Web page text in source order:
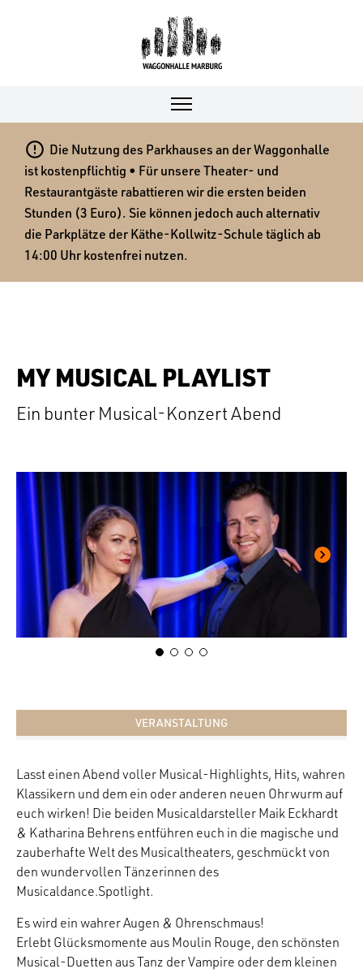
 Die Nutzung des Parkhauses an der Waggonhalle
ist kostenpflichtig • Für unsere Theater- und
Restaurantgäste rabattieren wir die ersten beiden
Stunden (3 Euro). Sie können jedoch auch alternativ
die Parkplätze der Käthe-Kollwitz-Schule täglich ab
14:00 Uhr kostenfrei nutzen.
MY MUSICAL PLAYLIST
Ein bunter Musical-Konzert Abend
VERANSTALTUNG
Lasst einen Abend voller Musical-Highlights, Hits, wahren
Klassikern und dem ein oder anderen neuen Ohrwurm auf
euch wirken! Die beiden Musicaldarsteller Maik Eckhardt
& Katharina Behrens entführen euch in die magische und
zauberhafte Welt des Musicaltheaters, geschmückt von
den wundervollen Tänzerinnen des
Musicaldance.Spotlight.
Es wird ein wahrer Augen & Ohrenschmaus!
Erlebt Glücksmomente aus Moulin Rouge, den schönsten
Musical-Duetten aus Tanz der Vampire oder dem kleinen